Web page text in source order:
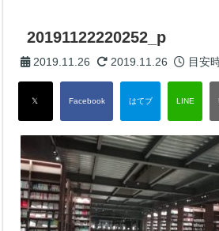
20191122220252_p
2019.11.26 2019.11.26 目安